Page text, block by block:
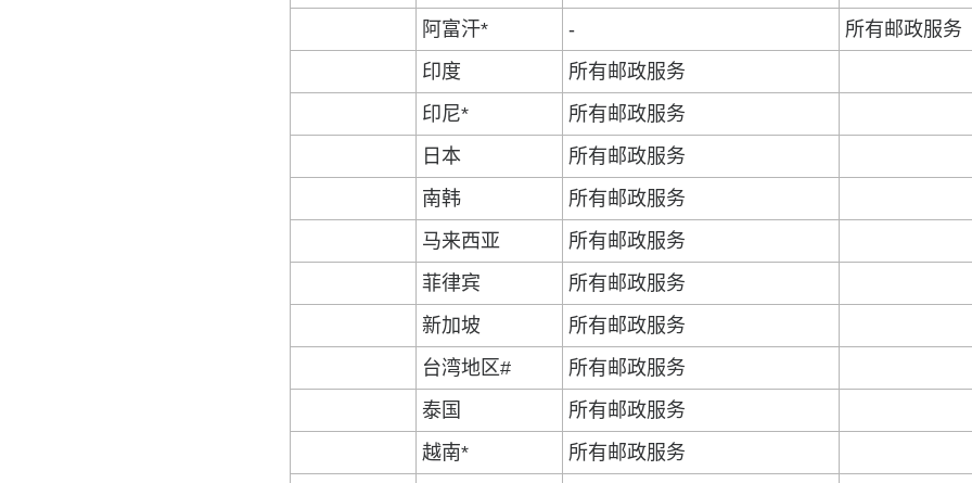
阿富汗*
-
所有邮政服务
印度
所有邮政服务
印尼*
所有邮政服务
日本
所有邮政服务
南韩
所有邮政服务
马来西亚
所有邮政服务
菲律宾
所有邮政服务
新加坡
所有邮政服务
台湾地区#
所有邮政服务
泰国
所有邮政服务
越南*
所有邮政服务